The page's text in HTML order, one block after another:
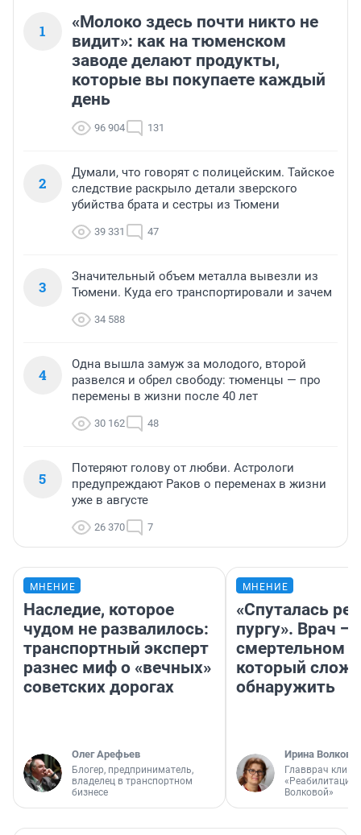
1
«Молоко здесь почти никто не
видит»: как на тюменском
заводе делают продукты,
которые вы покупаете каждый
день
96 904 131
2
Думали, что говорят с полицейским. Тайское
следствие раскрыло детали зверского
убийства брата и сестры из Тюмени
39 331 47
3
Значительный объем металла вывезли из
Тюмени. Куда его транспортировали и зачем
34 588
4
Одна вышла замуж за молодого, второй
развелся и обрел свободу: тюменцы — про
перемены в жизни после 40 лет
30 162 48
5
Потеряют голову от любви. Астрологи
предупреждают Раков о переменах в жизни
уже в августе
26 370 7
МНЕНИЕ
Наследие, которое
чудом не развалилось:
транспортный эксперт
разнес миф о «вечных»
советских дорогах
Олег Арефьев
Блогер, предприниматель,
владелец в транспортном
бизнесе
МНЕНИЕ
«Спуталась
пургу». Врач —
смертельном
который
обнаружить
Ирина Волкова
Главврач
«Реабилитация
Волковой»